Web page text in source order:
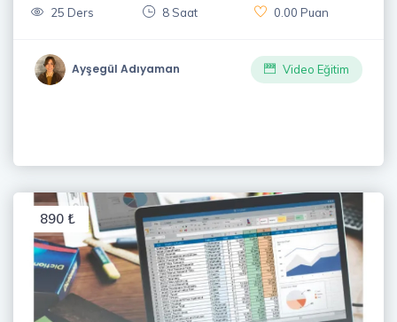
25 Ders 8 Saat 0.00 Puan
Ayşegül Adıyaman Video Eğitim
890 ₺